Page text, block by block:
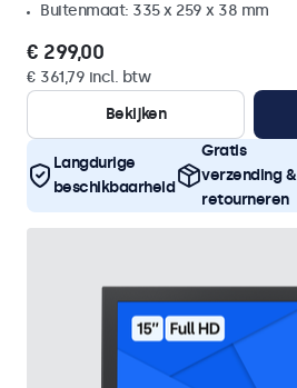
Buitenmaat: 335 x 259 x 38 mm
€ 299,00
€ 361,79 incl. btw
Bekijken
Langdurige
beschikbaarheid
Gratis
verzending &
retourneren